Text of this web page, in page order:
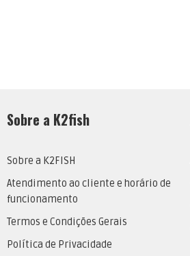
Sobre a K2fish
Sobre a K2FISH
Atendimento ao cliente e horário de
funcionamento
Termos e Condições Gerais
Política de Privacidade